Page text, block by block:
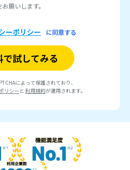
願いします。
ーポリシー に同意する
で試してみる
によって保護されており、
リシーと 利用規約が適用されます。